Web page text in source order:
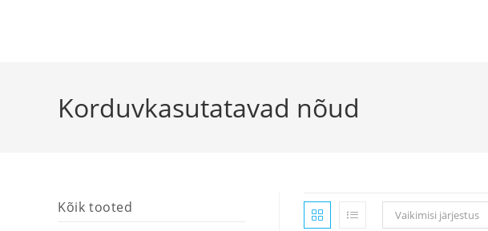
Korduvkasutatavad nõud
Vaikimisi järjestus
Kõik tooted